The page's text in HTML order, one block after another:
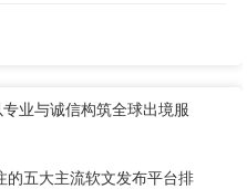
业与诚信构筑全球出境服
的五大主流软文发布平台排